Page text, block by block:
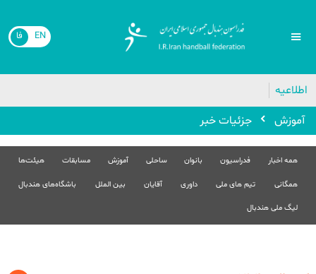
EN فا
اطلاعیه
آموزش
جزئیات خبر
همه اخبار فدراسیون بانوان ساحلی آموزش مسابقات هیئت‌ها
همگانی تیم های ملی داوری آقایان بین الملل باشگاه‌های هندبال
لیگ ملی هندبال